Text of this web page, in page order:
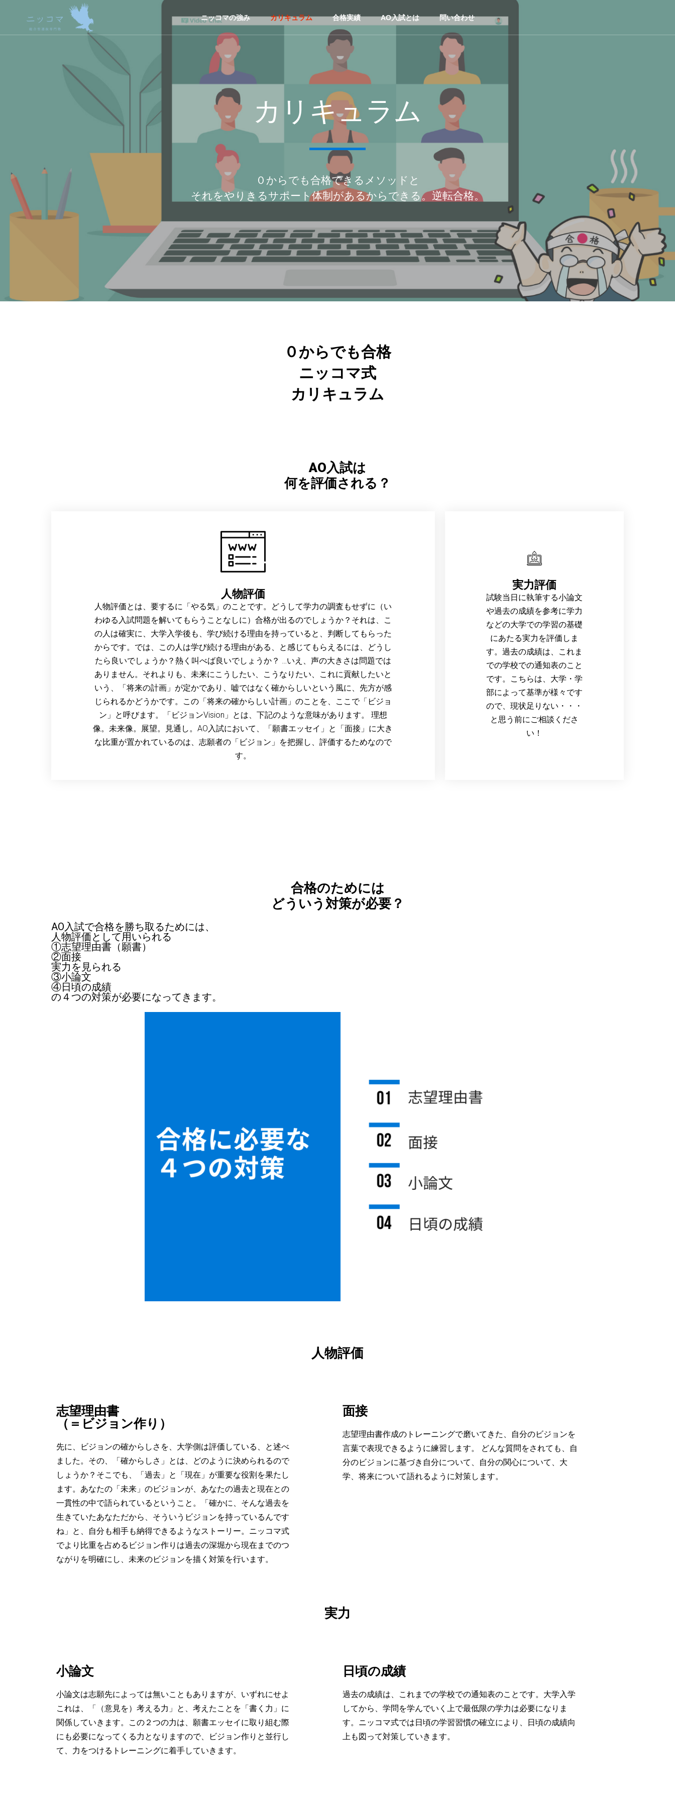
ニッコマの強み カリキュラム 合格実績 AO入試とは 問い合わせ
カリキュラム
０からでも合格できるメソッドと
それをやりきるサポート体制があるからできる。逆転合格。
０からでも合格
ニッコマ式
カリキュラム
AO入試は
何を評価される？
人物評価
人物評価とは、要するに「やる気」のことです。どうして学力の調査もせずに（い
わゆる入試問題を解いてもらうことなしに）合格が出るのでしょうか？それは、こ
の人は確実に、大学入学後も、学び続ける理由を持っていると、判断してもらった
からです。では、この人は学び続ける理由がある、と感じてもらえるには、どうし
たら良いでしょうか？熱く叫べば良いでしょうか？ …いえ、声の大きさは問題では
ありません。それよりも、未来にこうしたい、こうなりたい、これに貢献したいと
いう、「将来の計画」が定かであり、嘘ではなく確からしいという風に、先方が感
じられるかどうかです。この「将来の確からしい計画」のことを、ここで「ビジョ
ン」と呼びます。「ビジョンVision」とは、下記のような意味があります。 理想
像。未来像。展望。見通し。AO入試において、「願書エッセイ」と「面接」に大き
な比重が置かれているのは、志願者の「ビジョン」を把握し、評価するためなので
す。
実力評価
試験当日に執筆する小論文
や過去の成績を参考に学力
などの大学での学習の基礎
にあたる実力を評価しま
す。過去の成績は、これま
での学校での通知表のこと
です。こちらは、大学・学
部によって基準が様々です
ので、現状足りない・・・
と思う前にご相談くださ
い！
合格のためには
どういう対策が必要？
AO入試で合格を勝ち取るためには、
人物評価として用いられる
①志望理由書（願書）
②面接
実力を見られる
③小論文
④日頃の成績
の４つの対策が必要になってきます。
人物評価
志望理由書
（＝ビジョン作り）
先に、ビジョンの確からしさを、大学側は評価している、と述べ
ました。その、「確からしさ」とは、どのように決められるので
しょうか？そこでも、「過去」と「現在」が重要な役割を果たし
ます。あなたの「未来」のビジョンが、あなたの過去と現在との
一貫性の中で語られているということ。「確かに、そんな過去を
生きていたあなただから、そういうビジョンを持っているんです
ね」と、自分も相手も納得できるようなストーリー。ニッコマ式
でより比重を占めるビジョン作りは過去の深堀から現在までのつ
ながりを明確にし、未来のビジョンを描く対策を行います。
面接
志望理由書作成のトレーニングで磨いてきた、自分のビジョンを
言葉で表現できるように練習します。 どんな質問をされても、自
分のビジョンに基づき自分について、自分の関心について、大
学、将来について語れるように対策します。
実力
小論文
小論文は志願先によっては無いこともありますが、いずれにせよ
これは、「（意見を）考える力」と、考えたことを「書く力」に
関係していきます。この２つの力は、願書エッセイに取り組む際
にも必要になってくる力となりますので、ビジョン作りと並行し
て、力をつけるトレーニングに着手していきます。
日頃の成績
過去の成績は、これまでの学校での通知表のことです。大学入学
してから、学問を学んでいく上で最低限の学力は必要になりま
す。ニッコマ式では日頃の学習習慣の確立により、日頃の成績向
上も図って対策していきます。